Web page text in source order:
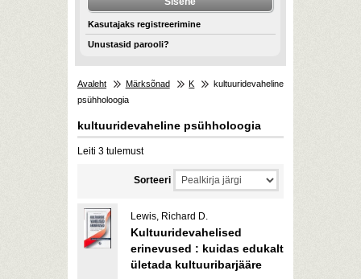
Kasutajaks registreerimine
Unustasid parooli?
Avaleht Märksõnad K
kultuuridevaheline
psühholoogia
kultuuridevaheline psühholoogia
Leiti 3 tulemust
Sorteeri
Lewis, Richard D.
Kultuuridevahelised
erinevused : kuidas edukalt
ületada kultuuribarjääre